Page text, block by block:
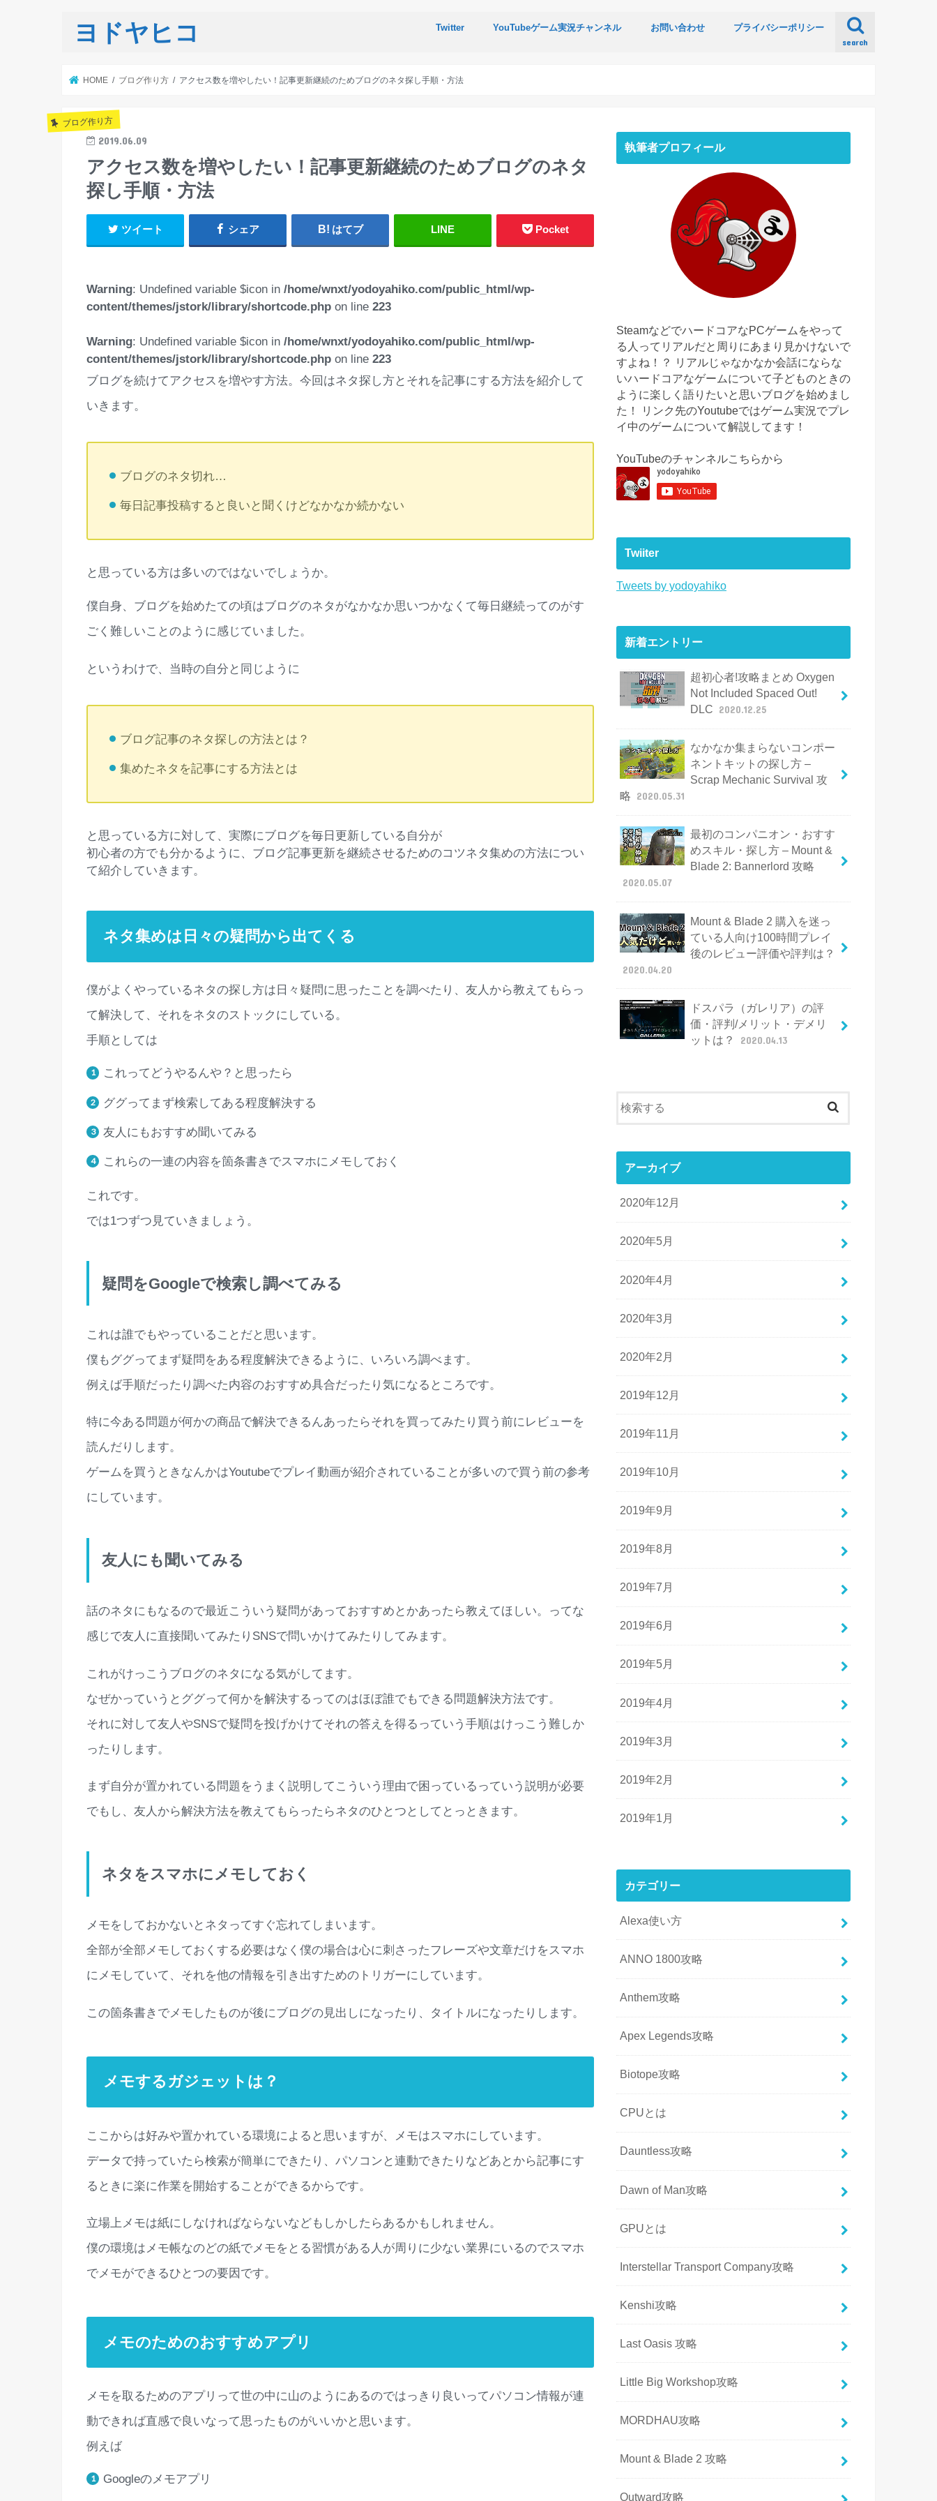
ヨドヤヒコ search
Twitter YouTubeゲーム実況チャンネル お問い合わせ プライバシーポリシー
HOME ブログ作り方 アクセス数を増やしたい！記事更新継続のためブログのネタ探し手順・方法
ブログ作り方
2019.06.09
アクセス数を増やしたい！記事更新継続のためブログのネタ
探し手順・方法
ツイート シェア はてブ LINE Pocket
Warning: Undefined variable $icon in /home/wnxt/yodoyahiko.com/public_html/wp-
content/themes/jstork/library/shortcode.php on line 223
Warning: Undefined variable $icon in /home/wnxt/yodoyahiko.com/public_html/wp-
content/themes/jstork/library/shortcode.php on line 223
ブログを続けてアクセスを増やす方法。今回はネタ探し方とそれを記事にする方法を紹介して
いきます。
ブログのネタ切れ…
毎日記事投稿すると良いと聞くけどなかなか続かない
と思っている方は多いのではないでしょうか。
僕自身、ブログを始めたての頃はブログのネタがなかなか思いつかなくて毎日継続ってのがす
ごく難しいことのように感じていました。
というわけで、当時の自分と同じように
ブログ記事のネタ探しの方法とは？
集めたネタを記事にする方法とは
と思っている方に対して、実際にブログを毎日更新している自分が
初心者の方でも分かるように、ブログ記事更新を継続させるためのコツネタ集めの方法につい
て紹介していきます。
ネタ集めは日々の疑問から出てくる
僕がよくやっているネタの探し方は日々疑問に思ったことを調べたり、友人から教えてもらっ
て解決して、それをネタのストックにしている。
手順としては
これってどうやるんや？と思ったら
ググってまず検索してある程度解決する
友人にもおすすめ聞いてみる
これらの一連の内容を箇条書きでスマホにメモしておく
これです。
では1つずつ見ていきましょう。
疑問をGoogleで検索し調べてみる
これは誰でもやっていることだと思います。
僕もググってまず疑問をある程度解決できるように、いろいろ調べます。
例えば手順だったり調べた内容のおすすめ具合だったり気になるところです。
特に今ある問題が何かの商品で解決できるんあったらそれを買ってみたり買う前にレビューを
読んだりします。
ゲームを買うときなんかはYoutubeでプレイ動画が紹介されていることが多いので買う前の参考
にしています。
友人にも聞いてみる
話のネタにもなるので最近こういう疑問があっておすすめとかあったら教えてほしい。ってな
感じで友人に直接聞いてみたりSNSで問いかけてみたりしてみます。
これがけっこうブログのネタになる気がしてます。
なぜかっていうとググって何かを解決するってのはほぼ誰でもできる問題解決方法です。
それに対して友人やSNSで疑問を投げかけてそれの答えを得るっていう手順はけっこう難しか
ったりします。
まず自分が置かれている問題をうまく説明してこういう理由で困っているっていう説明が必要
でもし、友人から解決方法を教えてもらったらネタのひとつとしてとっときます。
ネタをスマホにメモしておく
メモをしておかないとネタってすぐ忘れてしまいます。
全部が全部メモしておくする必要はなく僕の場合は心に刺さったフレーズや文章だけをスマホ
にメモしていて、それを他の情報を引き出すためのトリガーにしています。
この箇条書きでメモしたものが後にブログの見出しになったり、タイトルになったりします。
メモするガジェットは？
ここからは好みや置かれている環境によると思いますが、メモはスマホにしています。
データで持っていたら検索が簡単にできたり、パソコンと連動できたりなどあとから記事にす
るときに楽に作業を開始することができるからです。
立場上メモは紙にしなければならないなどもしかしたらあるかもしれません。
僕の環境はメモ帳なのどの紙でメモをとる習慣がある人が周りに少ない業界にいるのでスマホ
でメモができるひとつの要因です。
メモのためのおすすめアプリ
メモを取るためのアプリって世の中に山のようにあるのではっきり良いってパソコン情報が連
動できれば直感で良いなって思ったものがいいかと思います。
例えば
Googleのメモアプリ
執筆者プロフィール
SteamなどでハードコアなPCゲームをやって
る人ってリアルだと周りにあまり見かけないで
すよね！？ リアルじゃなかなか会話にならな
いハードコアなゲームについて子どものときの
ように楽しく語りたいと思いブログを始めまし
た！ リンク先のYoutubeではゲーム実況でプレ
イ中のゲームについて解説してます！
YouTubeのチャンネルこちらから
Twiiter
Tweets by yodoyahiko
新着エントリー
超初心者!攻略まとめ Oxygen
Not Included Spaced Out!
DLC 2020.12.25
なかなか集まらないコンポー
ネントキットの探し方 –
Scrap Mechanic Survival 攻
略 2020.05.31
最初のコンパニオン・おすす
めスキル・探し方 – Mount &
Blade 2: Bannerlord 攻略
2020.05.07
Mount & Blade 2 購入を迷っ
ている人向け100時間プレイ
後のレビュー評価や評判は？
2020.04.20
ドスパラ（ガレリア）の評
価・評判/メリット・デメリ
ットは？
2020.04.13
アーカイブ
2020年12月
2020年5月
2020年4月
2020年3月
2020年2月
2019年12月
2019年11月
2019年10月
2019年9月
2019年8月
2019年7月
2019年6月
2019年5月
2019年4月
2019年3月
2019年2月
2019年1月
カテゴリー
Alexa使い方
ANNO 1800攻略
Anthem攻略
Apex Legends攻略
Biotope攻略
CPUとは
Dauntless攻略
Dawn of Man攻略
GPUとは
Interstellar Transport Company攻略
Kenshi攻略
Last Oasis 攻略
Little Big Workshop攻略
MORDHAU攻略
Mount & Blade 2 攻略
Outward攻略